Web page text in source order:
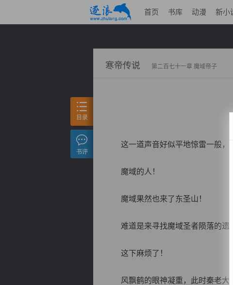
首页 书库 动漫 新小
寒帝传说 第二百七十一章 魔域帝子
这一道声音好似平地惊雷一般，在
魔域的人！
魔域果然也来了东圣山！
难道是来寻找魔域圣者陨落的遗
这下麻烦了！
风飘鹤的眼神凝重，此时秦老大
目录
书评